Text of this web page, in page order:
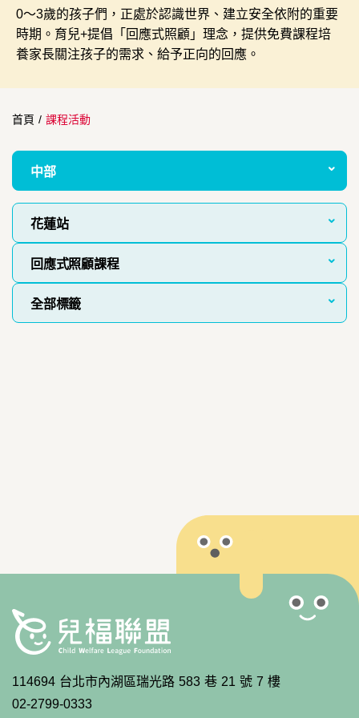
0～3歲的孩子們，正處於認識世界、建立安全依附的重要
時期。育兒+提倡「回應式照顧」理念，提供免費課程培
養家長關注孩子的需求、給予正向的回應。
首頁 / 課程活動
中部
花蓮站
回應式照顧課程
全部標籤
114694 台北市內湖區瑞光路 583 巷 21 號 7 樓
02-2799-0333